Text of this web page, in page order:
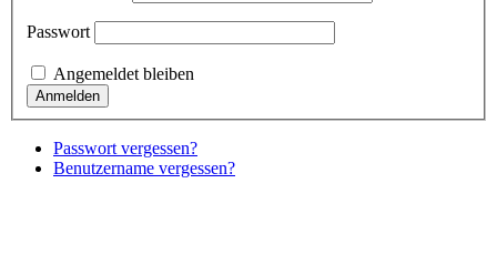
Passwort
Angemeldet bleiben
Passwort vergessen?
Benutzername vergessen?